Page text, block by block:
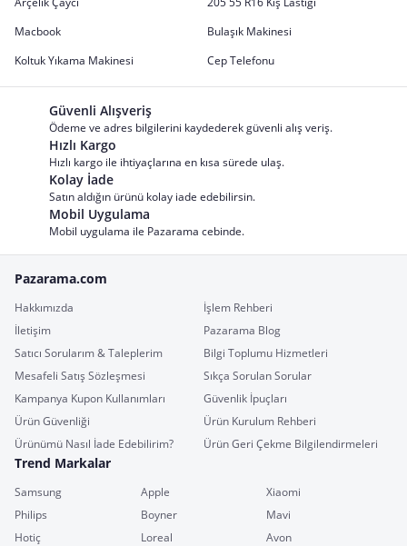
Macbook
Bulaşık Makinesi
Koltuk Yıkama Makinesi
Cep Telefonu
Güvenli Alışveriş
Ödeme ve adres bilgilerini kaydederek güvenli alış veriş.
Hızlı Kargo
Hızlı kargo ile ihtiyaçlarına en kısa sürede ulaş.
Kolay İade
Satın aldığın ürünü kolay iade edebilirsin.
Mobil Uygulama
Mobil uygulama ile Pazarama cebinde.
Pazarama.com
Hakkımızda
İşlem Rehberi
İletişim
Pazarama Blog
Satıcı Sorularım & Taleplerim
Bilgi Toplumu Hizmetleri
Mesafeli Satış Sözleşmesi
Sıkça Sorulan Sorular
Kampanya Kupon Kullanımları
Güvenlik İpuçları
Ürün Güvenliği
Ürün Kurulum Rehberi
Ürünümü Nasıl İade Edebilirim?
Ürün Geri Çekme Bilgilendirmeleri
Trend Markalar
Samsung Apple
Xiaomi
Philips
Boyner
Mavi
Hotiç
Loreal
Avon